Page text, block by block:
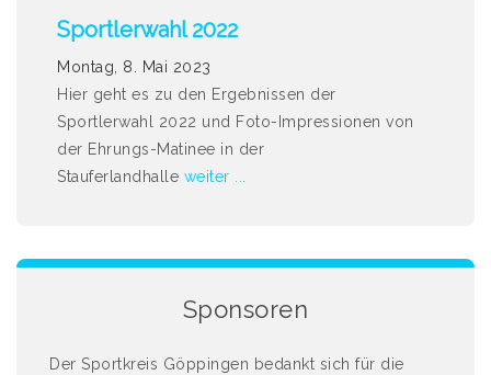
Sportlerwahl 2022
Montag, 8. Mai 2023
Hier geht es zu den Ergebnissen der
Sportlerwahl 2022 und Foto-Impressionen von
der Ehrungs-Matinee in der
Stauferlandhalle weiter ...
Sponsoren
Der Sportkreis Göppingen bedankt sich für die